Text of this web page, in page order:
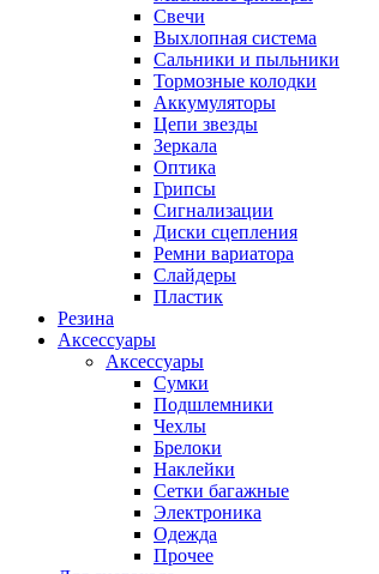
Свечи
Выхлопная система
Сальники и пыльники
Тормозные колодки
Аккумуляторы
Цепи звезды
Зеркала
Оптика
Грипсы
Сигнализации
Диски сцепления
Ремни вариатора
Слайдеры
Пластик
Резина
Аксессуары
Аксессуары
Сумки
Подшлемники
Чехлы
Брелоки
Наклейки
Сетки багажные
Электроника
Одежда
Прочее